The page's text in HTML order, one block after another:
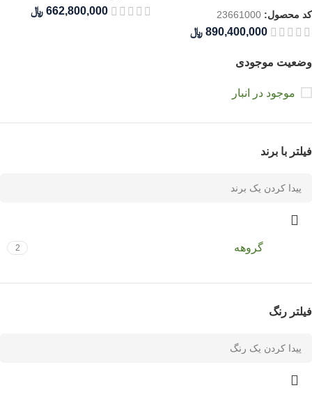
وضعیت موجودی
موجود در انبار
فیلتر با برند
گروهه 2
فیلتر رنگ
کد محصول: 23661000
﷼
﷼